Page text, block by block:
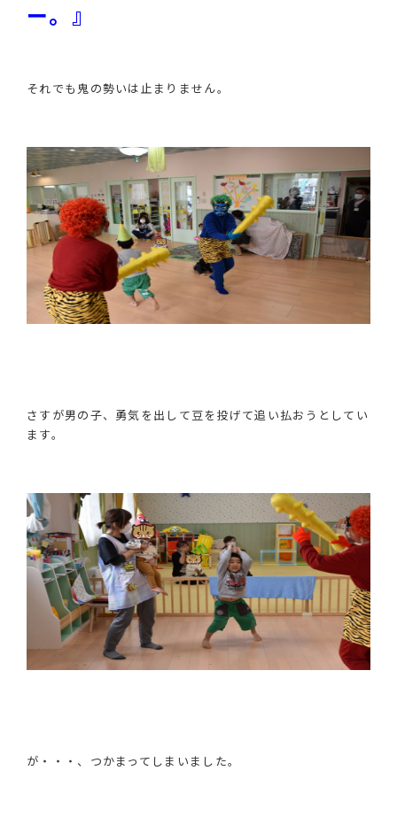
ー。』
それでも鬼の勢いは止まりません。
さすが男の子、勇気を出して豆を投げて追い払おうとしてい
ます。
が・・・、つかまってしまいました。